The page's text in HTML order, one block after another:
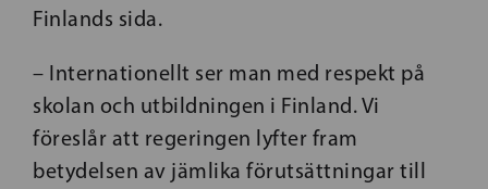
Finlands sida.
– Internationellt ser man med respekt på
skolan och utbildningen i Finland. Vi
föreslår att regeringen lyfter fram
betydelsen av jämlika förutsättningar till